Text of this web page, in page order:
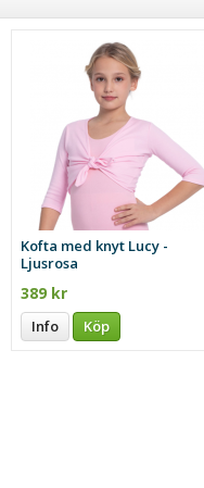
Kofta med knyt Lucy -
Ljusrosa
389 kr
Info Köp